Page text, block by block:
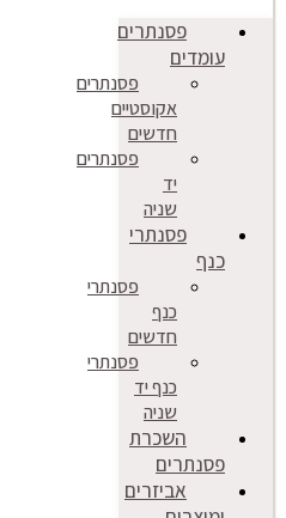
פסנתרים
עומדים
פסנתרים
אקוסטיים
חדשים
פסנתרים
יד
שניה
פסנתרי
כנף
פסנתרי
כנף
חדשים
פסנתרי
כנף יד
שניה
השכרת
פסנתרים
אביזרים